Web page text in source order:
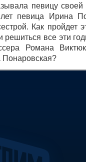
певицу
певица Ирина
Как пройдет
решиться все эти
Романа